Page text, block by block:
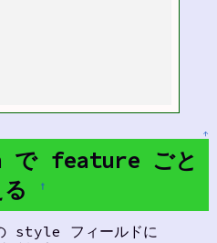
↑
feature ごと
†
フィールドに